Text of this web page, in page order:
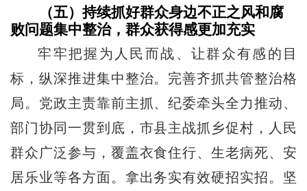
（五）持续抓好群众身边不正之风和腐
败问题集中整治，群众获得感更加充实
牢牢把握为人民而战、让群众有感的目
标，纵深推进集中整治。完善齐抓共管整治格
局。党政主责靠前主抓、纪委牵头全力推动、
部门协同一贯到底，市县主战抓乡促村，人民
群众广泛参与，覆盖衣食住行、生老病死、安
居乐业等各方面。拿出务实有效硬招实招。坚